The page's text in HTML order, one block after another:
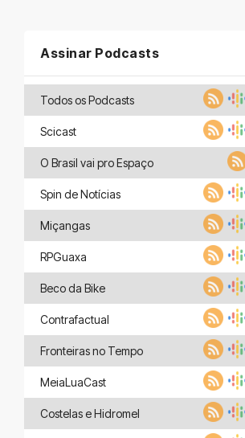
Assinar Podcasts
Todos os Podcasts
Scicast
O Brasil vai pro Espaço
Spin de Notícias
Miçangas
RPGuaxa
Beco da Bike
Contrafactual
Fronteiras no Tempo
MeiaLuaCast
Costelas e Hidromel